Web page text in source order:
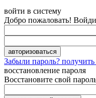
войти в систему
Добро пожаловать!
Забыли пароль?
восстановление пароля
Восстановите свой